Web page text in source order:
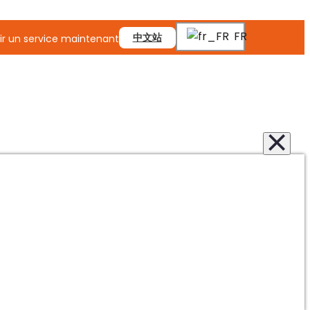
un service maintenant
中文站 FR